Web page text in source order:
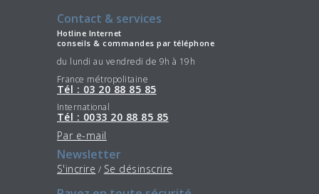
Contact & services
Hotline Internet
conseils & commandes par téléphone
du lundi au vendredi de 9h à 19h
France métropolitaine
Tél : 03 20 88 85 85
International
Tél : 0033 20 88 85 85
Par e-mail
Newsletter
S'incrire / Se désinscrire